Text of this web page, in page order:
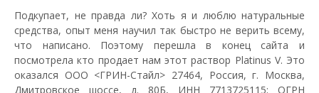
Подкупает, не правда ли? Хоть я и люблю натуральные
средства, опыт меня научил так быстро не верить всему,
что написано. Поэтому перешла в конец сайта и
посмотрела кто продает нам этот раствор Platinus V. Это
оказался ООО <ГРИН-Стайл> 27464, Россия, г. Москва,
Дмитровское шоссе, д. 80Б, ИНН 7713725115; ОГРН